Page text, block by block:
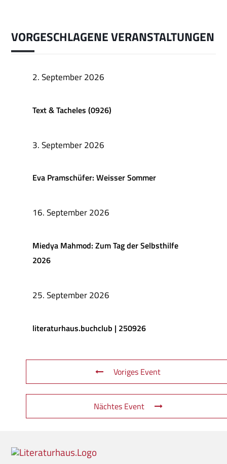
VORGESCHLAGENE VERANSTALTUNGEN
2. September 2026
Text & Tacheles (0926)
3. September 2026
Eva Pramschüfer: Weisser Sommer
16. September 2026
Miedya Mahmod: Zum Tag der Selbsthilfe
2026
25. September 2026
literaturhaus.buchclub | 250926
Voriges Event
Nächtes Event